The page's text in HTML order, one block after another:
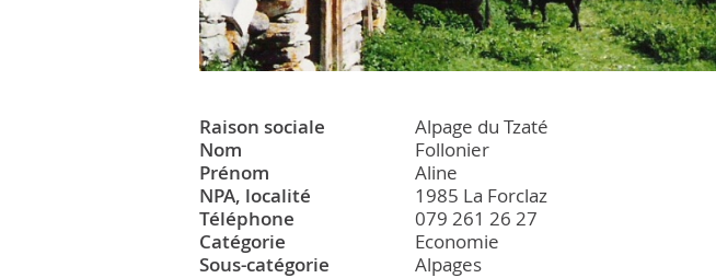
Liste de liens
Raison sociale
Alpage du Tzaté
Nom
Follonier
Prénom
Aline
NPA, localité
1985 La Forclaz
Téléphone
079 261 26 27
Catégorie
Economie
Sous-catégorie
Alpages